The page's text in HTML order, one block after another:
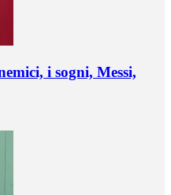
i sogni, Messi,